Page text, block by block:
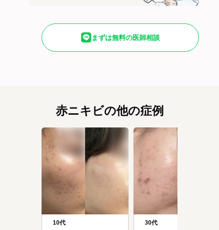
まずは無料の医師相談
赤ニキビの他の症例
10代
30代